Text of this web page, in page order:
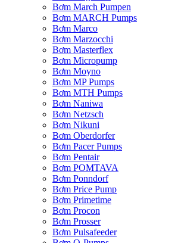
Bơm March Pumpen
Bơm MARCH Pumps
Bơm Marco
Bơm Marzocchi
Bơm Masterflex
Bơm Micropump
Bơm Moyno
Bơm MP Pumps
Bơm MTH Pumps
Bơm Naniwa
Bơm Netzsch
Bơm Nikuni
Bơm Oberdorfer
Bơm Pacer Pumps
Bơm Pentair
Bơm POMTAVA
Bơm Ponndorf
Bơm Price Pump
Bơm Primetime
Bơm Procon
Bơm Prosser
Bơm Pulsafeeder